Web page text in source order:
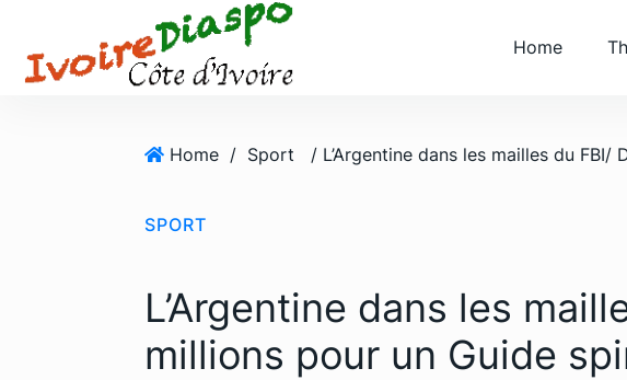
Home
Home / Sport
SPORT
L’Argentine dans les
millions pour un Guide